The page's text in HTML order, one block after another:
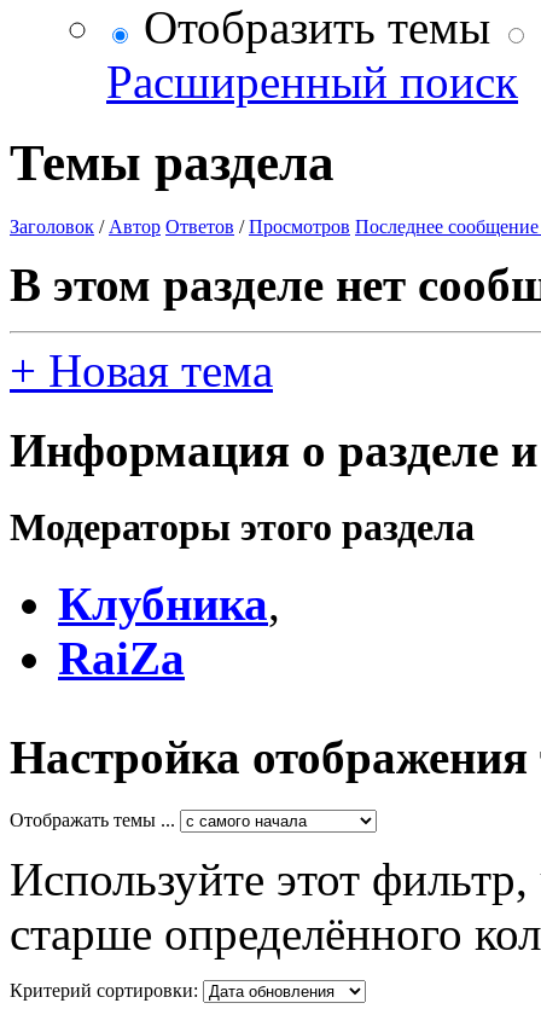
Отобразить темы
Расширенный поиск
Темы раздела
Заголовок / Автор Ответов /Просмотров Последнее сообщение
В этом разделе нет
+ Новая тема
Информация о разделе
Модераторы этого раздела
Клубника,
RaiZa
Настройка отображения
Отображать темы ...
Используйте этот
старше определённого
Критерий сортировки: